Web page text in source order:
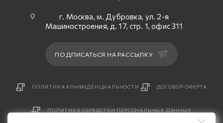
г. Москва, м. Дубровка, ул. 2-я
Машиностроения, д. 17, стр. 1, офис 311
ПОДПИСАТЬСЯ НА РАССЫЛКУ
ПОЛИТИКА КОНФИДЕНЦИАЛЬНОСТИ ДОГОВОР-ОФЕРТА
ПОЛИТИКА ОБРАБОТКИ ПЕРСОНАЛЬНЫХ ДАННЫХ